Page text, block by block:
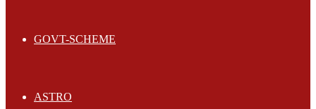
GOVT-SCHEME
ASTRO